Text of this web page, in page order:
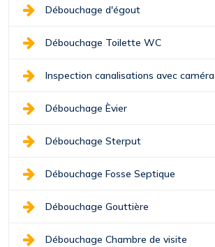
Débouchage d'égout
Débouchage Toilette WC
Inspection canalisations avec caméra
Débouchage Èvier
Débouchage Sterput
Débouchage Fosse Septique
Débouchage Gouttière
Débouchage Chambre de visite